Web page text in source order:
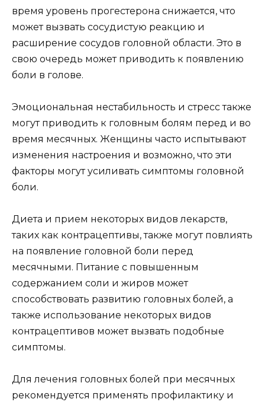
время уровень прогестерона снижается, что
может вызвать сосудистую реакцию и
расширение сосудов головной области. Это в
свою очередь может приводить к появлению
боли в голове.
Эмоциональная нестабильность и стресс также
могут приводить к головным болям перед и во
время месячных. Женщины часто испытывают
изменения настроения и возможно, что эти
факторы могут усиливать симптомы головной
боли.
Диета и прием некоторых видов лекарств,
таких как контрацептивы, также могут повлиять
на появление головной боли перед
месячными. Питание с повышенным
содержанием соли и жиров может
способствовать развитию головных болей, а
также использование некоторых видов
контрацептивов может вызвать подобные
симптомы.
Для лечения головных болей при месячных
рекомендуется применять профилактику и